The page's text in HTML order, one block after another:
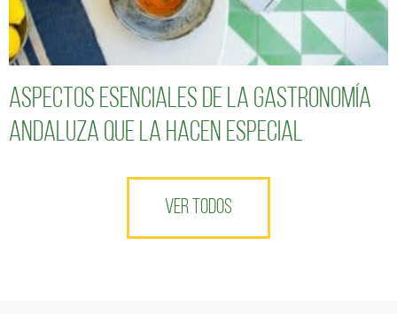
Aspectos esenciales de la gastronomía
andaluza que la hacen especial
VER TODOS